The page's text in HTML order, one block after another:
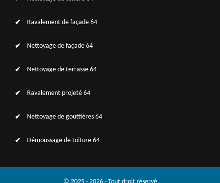
Ravalement de façade 64
Nettoyage de façade 64
Nettoyage de terrasse 64
Ravalement projeté 64
Nettoyage de gouttières 64
Démoussage de toiture 64